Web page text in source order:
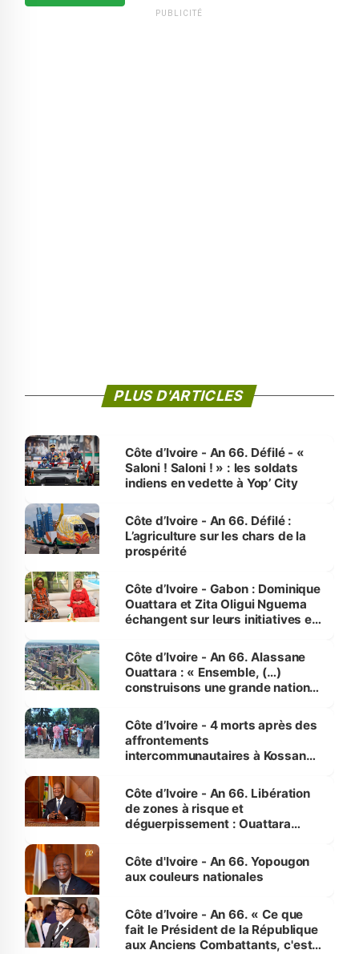
PUBLICITÉ
PLUS D'ARTICLES
Côte d’Ivoire - An 66. Défilé - «
Saloni ! Saloni ! » : les soldats
indiens en vedette à Yop’ City
Côte d’Ivoire - An 66. Défilé :
L’agriculture sur les chars de la
prospérité
Côte d’Ivoire - Gabon : Dominique
Ouattara et Zita Oligui Nguema
échangent sur leurs initiatives en
enfants
Côte d’Ivoire - An 66. Alassane
Ouattara : « Ensemble, (…)
construisons une grande nation
générations futures »
Côte d’Ivoire - 4 morts après des
affrontements
intercommunautaires à Kossandji
milieu des sinistrés
Côte d’Ivoire - An 66. Libération
de zones à risque et
déguerpissement : Ouattara
l'Etat de droit pour préserver les
vies humaines »
Côte d'Ivoire - An 66. Yopougon
aux couleurs nationales
Côte d’Ivoire - An 66. « Ce que
fait le Président de la République
aux Anciens Combattants, c'est